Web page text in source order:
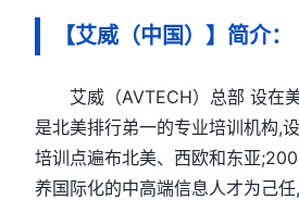
【艾威（中国）】简介：
艾威（AVTECH）总部 设在美
是北美排行弟一的专业培训机构,
培训点遍布北美、西欧和东亚
养国际化的中高端信息人才为己